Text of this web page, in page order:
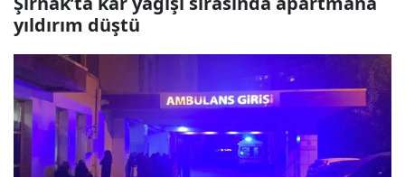
yıldırım düştü